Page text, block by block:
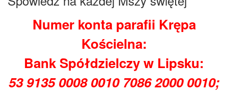
Numer konta parafii Krępa
Kościelna:
Bank Spółdzielczy w Lipsku:
53 9135 0008 0010 7086 2000 0010;